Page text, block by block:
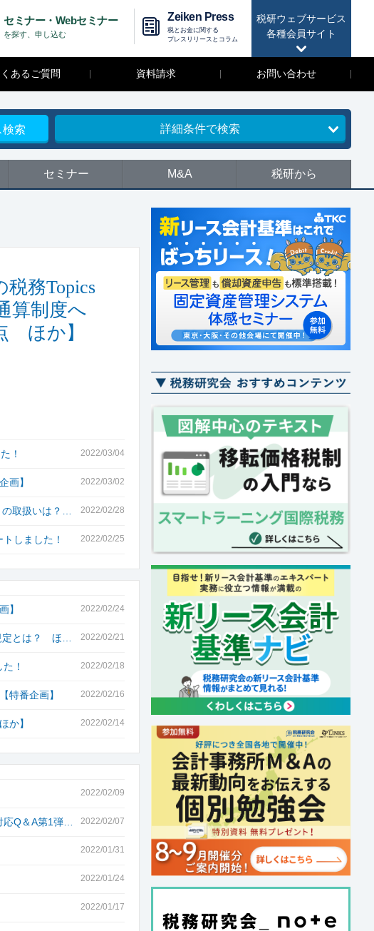
税研ウェブサービス
各種会員サイト
セミナー・Webセミナー
を探す、申し込む
Zeiken Press
税とお金に関する
プレスリリースとコラム
あるご質問 資料請求 お問い合わせ
検索 詳細条件で検索
セミナー M&A 税研から
税務Topics
算制度へ
ほか】
2022/03/04
！
2022/03/02
画】
2022/02/28
取扱いは？…
2022/02/25
しました！
2022/02/24
】
2022/02/21
定とは？ ほ…
2022/02/18
！
2022/02/16
特番企画】
2022/02/14
か】
2022/02/09
2022/02/07
Q＆A第1弾…
2022/01/31
2022/01/24
2022/01/17